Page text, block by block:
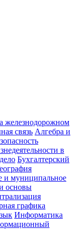
железнодорожном
связь Алгебра и
в
Бухгалтерский
и муниципальное
основы
графика
Информатика